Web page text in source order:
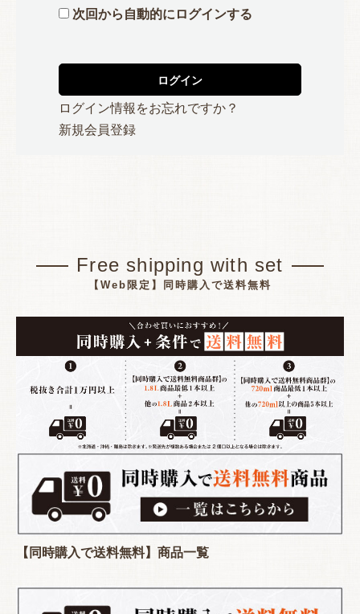
次回から自動的にログインする
ログイン
ログイン情報をお忘れですか？
新規会員登録
Free shipping with set
【Web限定】同時購入で送料無料
【同時購入で送料無料】商品一覧